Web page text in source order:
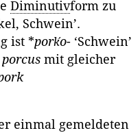
Diminutivform zu
Schwein’.
ist *porḱo- ‘Schwein’
porcus mit gleicher
einmal gemeldeten